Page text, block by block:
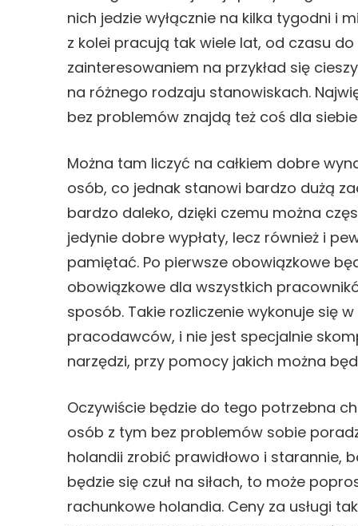
nich jedzie wyłącznie na kilka tygodni i
z kolei pracują tak wiele lat, od czasu
zainteresowaniem na przykład się
na różnego rodzaju stanowiskach.
bez problemów znajdą też coś dla
Można tam liczyć na całkiem dobre
osób, co jednak stanowi bardzo dużą
bardzo daleko, dzięki czemu można
jedynie dobre wypłaty, lecz również i
pamiętać. Po pierwsze obowiązkowe
obowiązkowe dla wszystkich
sposób. Takie rozliczenie wykonuje się
pracodawców, i nie jest specjalnie
narzędzi, przy pomocy jakich można
Oczywiście będzie do tego potrzebna
osób z tym bez problemów sobie
holandii zrobić prawidłowo i starannie,
będzie się czuł na siłach, to może
rachunkowe holandia. Ceny za usługi